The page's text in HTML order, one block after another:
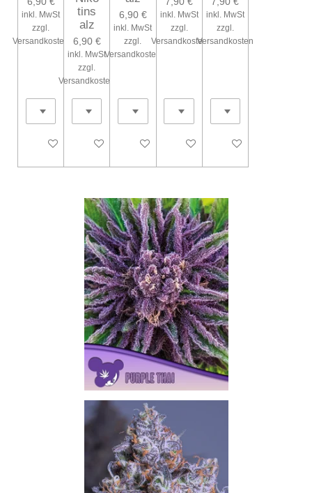
inkl. MwSt
zzgl.
Versandkosten
Bei Verfügbarkeit benachrichtigen
tins
alz
6,90 €
inkl. MwSt
zzgl.
Versandkosten
Bei Verfügbarkeit benachrichtigen
6,90 €
inkl. MwSt
zzgl.
Versandkosten
Bei Verfügbarkeit benachrichtigen
inkl. MwSt
zzgl.
Versandkosten
Bei Verfügbarkeit
inkl. MwSt
zzgl.
Versandkosten
Bei Verfügbarkeit